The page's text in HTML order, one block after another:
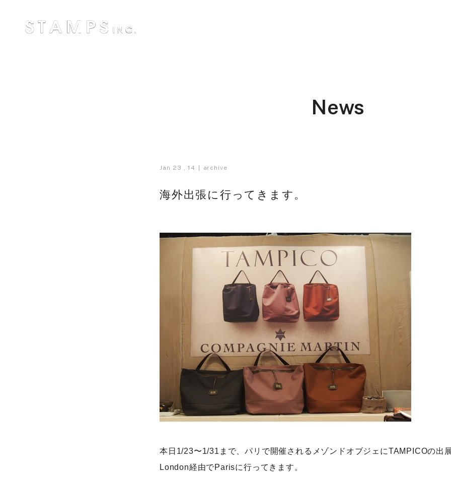
News
Jan 23 , 14 archive
海外出張に行ってきます。
本日1/23〜1/31まで、パリで開催されるメゾンドオブジェにTAMPICOの出
London経由でParisに行ってきます。